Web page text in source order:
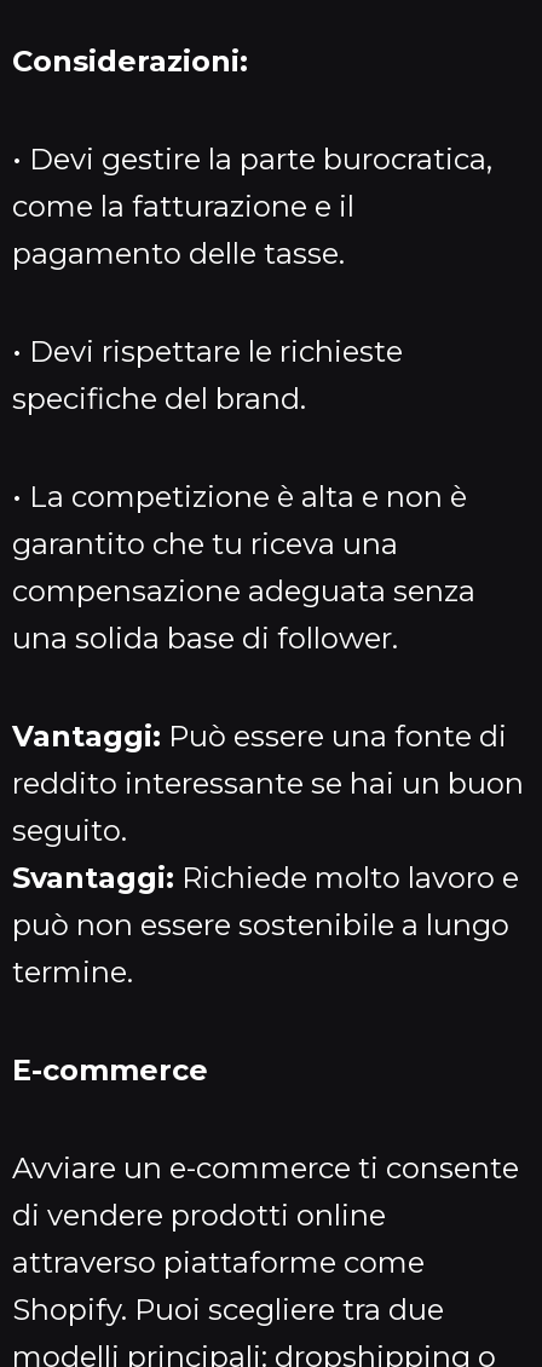
Considerazioni:
• Devi gestire la parte burocratica,
come la fatturazione e il
pagamento delle tasse.
• Devi rispettare le richieste
specifiche del brand.
• La competizione è alta e non è
garantito che tu riceva una
compensazione adeguata senza
una solida base di follower.
Vantaggi: Può essere una fonte di
reddito interessante se hai un buon
seguito.
Svantaggi: Richiede molto lavoro e
può non essere sostenibile a lungo
termine.
E-commerce
Avviare un e-commerce ti consente
di vendere prodotti online
attraverso piattaforme come
Shopify. Puoi scegliere tra due
modelli principali: dropshipping o